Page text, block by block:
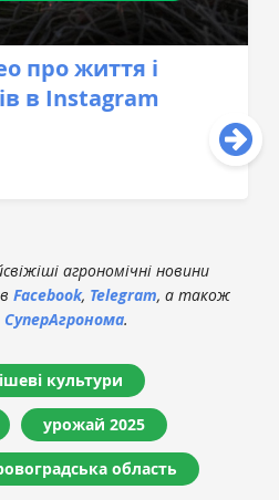
про життя і
в Instagram
агрономічні новини
Facebook, Telegram, а також
.
культури
урожай 2025
область